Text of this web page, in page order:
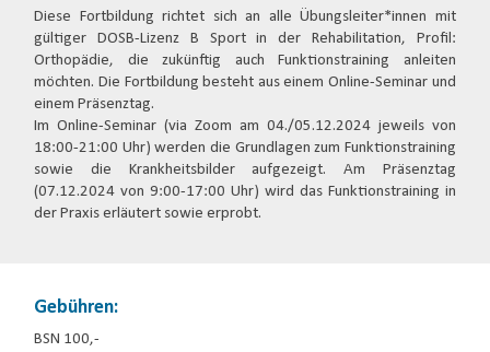
Diese Fortbildung richtet sich an alle Übungsleiter*innen mit
gültiger DOSB-Lizenz B Sport in der Rehabilitation, Profil:
Orthopädie, die zukünftig auch Funktionstraining anleiten
möchten. Die Fortbildung besteht aus einem Online-Seminar und
einem Präsenztag.
Im Online-Seminar (via Zoom am 04./05.12.2024 jeweils von
18:00-21:00 Uhr) werden die Grundlagen zum Funktionstraining
sowie die Krankheitsbilder aufgezeigt. Am Präsenztag
(07.12.2024 von 9:00-17:00 Uhr) wird das Funktionstraining in
der Praxis erläutert sowie erprobt.
Gebühren:
BSN 100,-